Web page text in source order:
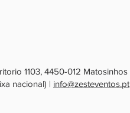
1103, 4450-012 Matosinhos
nacional) | info@zesteventos.pt